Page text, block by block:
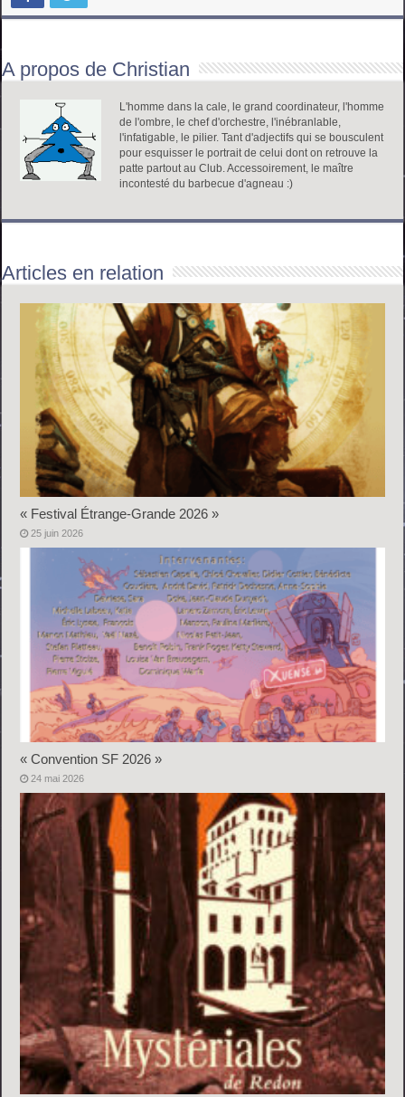
A propos de Christian
L'homme dans la cale, le grand coordinateur, l'homme
de l'ombre, le chef d'orchestre, l'inébranlable,
l'infatigable, le pilier. Tant d'adjectifs qui se bousculent
pour esquisser le portrait de celui dont on retrouve la
patte partout au Club. Accessoirement, le maître
incontesté du barbecue d'agneau :)
Articles en relation
« Festival Étrange-Grande 2026 »
25 juin 2026
« Convention SF 2026 »
24 mai 2026